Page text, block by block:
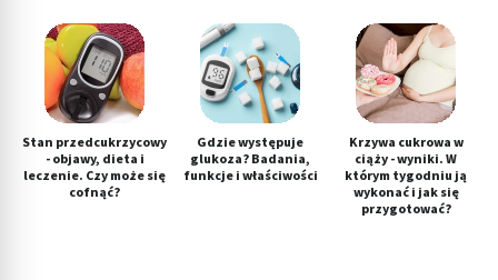
Stan przedcukrzycowy
- objawy, dieta i
leczenie. Czy może się
cofnąć?
Gdzie występuje
glukoza? Badania,
funkcje i właściwości
Krzywa cukrowa w
ciąży - wyniki. W
którym tygodniu ją
wykonać i jak się
przygotować?